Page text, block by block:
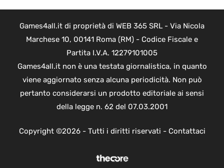
Games4all.it di proprietà di WEB 365 SRL - Via Nicola
Marchese 10, 00141 Roma (RM) - Codice Fiscale e
Partita I.V.A. 12279101005
Games4all.it non è una testata giornalistica, in quanto
viene aggiornato senza alcuna periodicità. Non può
pertanto considerarsi un prodotto editoriale ai sensi
della legge n. 62 del 07.03.2001
Copyright ©2026 - Tutti i diritti riservati - Contattaci